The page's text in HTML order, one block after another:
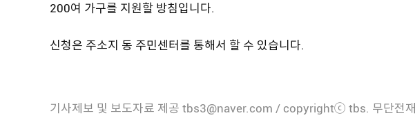
200여 가구를 지원할 방침입니다.
신청은 주소지 동 주민센터를 통해서 할 수 있습니다.
기사제보 및 보도자료 제공 tbs3@naver.com / copyrightⓒ tbs. 무단전재